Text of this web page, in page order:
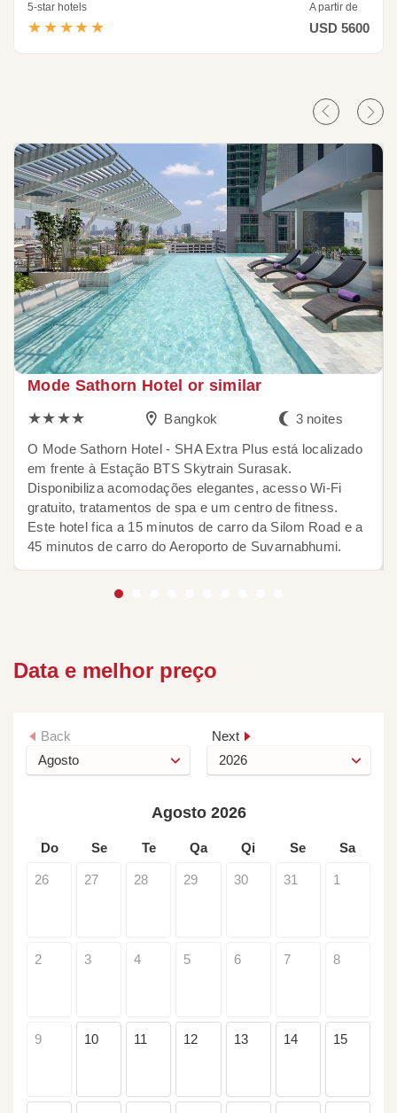
5-star hotels
★★★★★
A partir de
USD 5600
Mode Sathorn Hotel or similar
★★★★
Bangkok 3 noites
O Mode Sathorn Hotel - SHA Extra Plus está localizado
em frente à Estação BTS Skytrain Surasak.
Disponibiliza acomodações elegantes, acesso Wi-Fi
gratuito, tratamentos de spa e um centro de fitness.
Este hotel fica a 15 minutos de carro da Silom Road e a
45 minutos de carro do Aeroporto de Suvarnabhumi.
Data e melhor preço
Back Next
Agosto 2026
Do Se Te Qa Qi Se Sa
26 27 28 29 30 31 1
2 3 4 5 6 7 8
9 10 11 12 13 14 15